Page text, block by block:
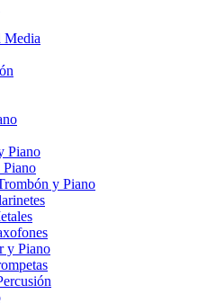
Media
Piano
Piano
y Piano
y Piano